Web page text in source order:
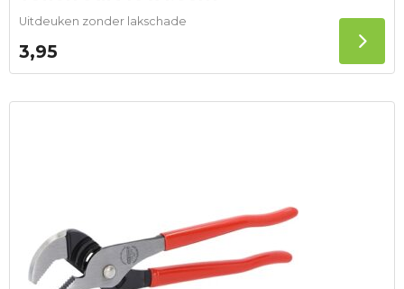
Uitdeuken zonder lakschade
3,95